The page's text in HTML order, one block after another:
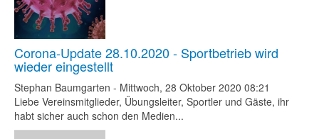
Corona-Update 28.10.2020 - Sportbetrieb wird
wieder eingestellt
Stephan Baumgarten - Mittwoch, 28 Oktober 2020 08:21
Liebe Vereinsmitglieder, Übungsleiter, Sportler und Gäste, ihr
habt sicher auch schon den Medien...